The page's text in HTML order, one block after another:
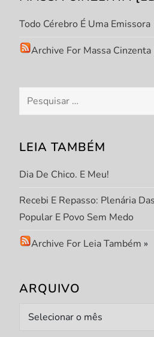
Todo Cérebro É Uma Emissora
Archive For Massa
Pesquisar
por:
LEIA TAMBÉM
Dia De Chico. E Meu!
Recebi E Repasso: Plenária
Popular E Povo Sem Medo
Archive For Leia Também »
ARQUIVO
Arquivo